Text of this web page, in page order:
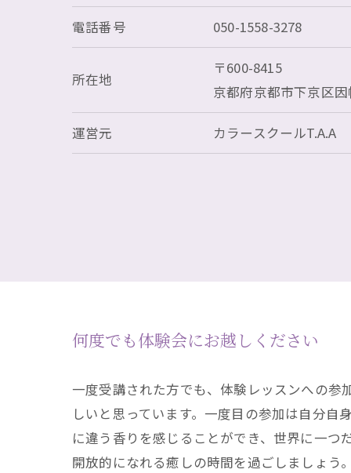
電話番号 050-1558-3278
所在地
〒600-8415
京都府京都市下京区
運営元 カラースクールT.A.A
何度でも体験会にお越しください
一度受講された方でも、体験レッスンへの参
しいと思っています。一度目の参加は自分
に違う香りを感じることができ、世界に一
開放的になれる癒しの時間を過ごしましょう